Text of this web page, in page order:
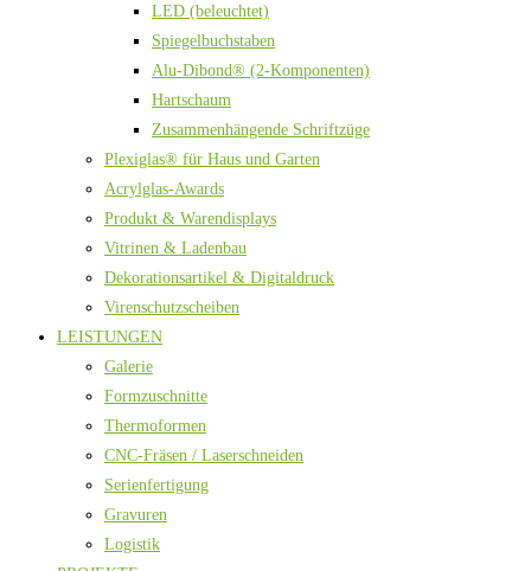
LED (beleuchtet)
Spiegelbuchstaben
Alu-Dibond® (2-Komponenten)
Hartschaum
Zusammenhängende Schriftzüge
Plexiglas® für Haus und Garten
Acrylglas-Awards
Produkt & Warendisplays
Vitrinen & Ladenbau
Dekorationsartikel & Digitaldruck
Virenschutzscheiben
LEISTUNGEN
Galerie
Formzuschnitte
Thermoformen
CNC-Fräsen / Laserschneiden
Serienfertigung
Gravuren
Logistik